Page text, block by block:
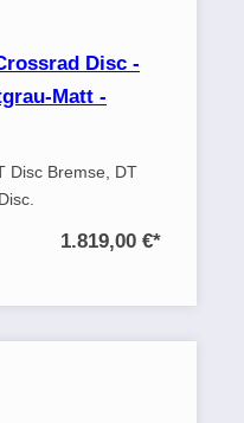
Disc -
Matt -
Disc Bremse, DT
1.819,00 €*